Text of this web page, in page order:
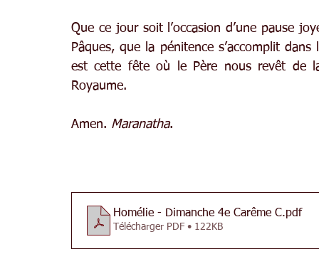
Que ce jour soit l’occasion d’une pause
Pâques, que la pénitence s’accomplit
est cette fête où le Père nous revêt de
Royaume.
Amen. Maranatha.
Homélie - Dimanche 4e Carême C.pdf
Télécharger PDF • 122KB